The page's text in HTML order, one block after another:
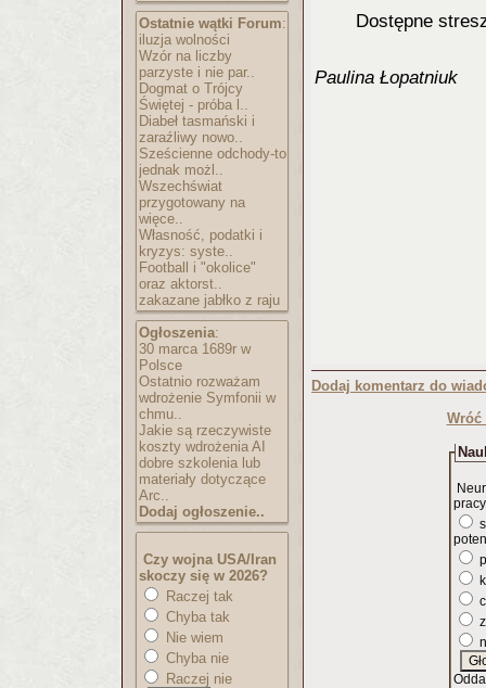
Ostatnie wątki Forum:
iluzja wolności
Wzór na liczby
parzyste i nie par..
Dogmat o Trójcy
Świętej - próba l..
Diabeł tasmański i
zaraźliwy nowo..
Sześcienne odchody-to
jednak możl..
Wszechświat
przygotowany na
więce..
Własność, podatki i
kryzys: syste..
Football i "okolice"
oraz aktorst..
zakazane jabłko z raju
Ogłoszenia:
30 marca 1689r w
Polsce
Ostatnio rozważam
wdrożenie Symfonii w
chmu..
Jakie są rzeczywiste
koszty wdrożenia AI
dobre szkolenia lub
materiały dotyczące
Arc..
Dodaj ogłoszenie..
Czy wojna USA/Iran
skoczy się w 2026?
Raczej tak
Chyba tak
Nie wiem
Chyba nie
Raczej nie
Dostępne
Paulina Łopatniuk
Dodaj komentarz do
Wróć